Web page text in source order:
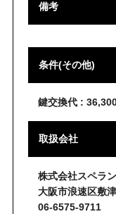
備考
条件(その他)
鍵交換代 :
取扱会社
株式会社スペラ
大阪市浪速区敷
06-6575-9711